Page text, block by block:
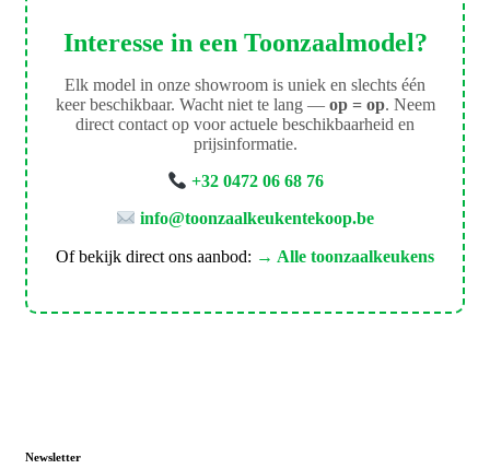
Interesse in een Toonzaalmodel?
Elk model in onze showroom is uniek en slechts één
keer beschikbaar. Wacht niet te lang — op = op. Neem
direct contact op voor actuele beschikbaarheid en
prijsinformatie.
+32 0472 06 68 76
info@toonzaalkeukentekoop.be
Of bekijk direct ons aanbod: → Alle toonzaalkeukens
Newsletter